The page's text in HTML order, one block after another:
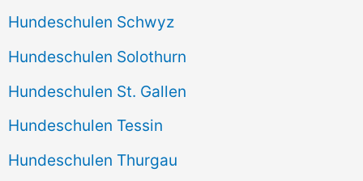
Hundeschulen Schwyz
Hundeschulen Solothurn
Hundeschulen St. Gallen
Hundeschulen Tessin
Hundeschulen Thurgau